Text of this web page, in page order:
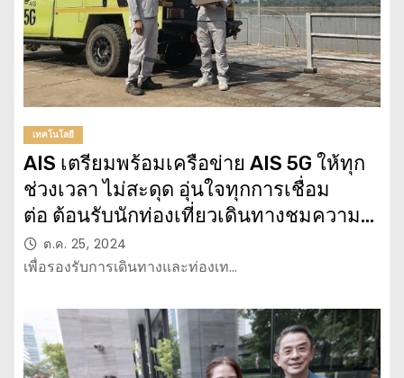
เทคโนโลยี
AIS เตรียมพร้อมเครือข่าย AIS 5G ให้ทุก
ช่วงเวลา ไม่สะดุด อุ่นใจทุกการเชื่อม
ต่อ ต้อนรับนักท่องเที่ยวเดินทางชมความ
งดงาม และร่วมสืบสานประเพณีออก
พรรษา ภาคอีสาน
ต.ค. 25, 2024
เพื่อรองรับการเดินทางและท่องเท…